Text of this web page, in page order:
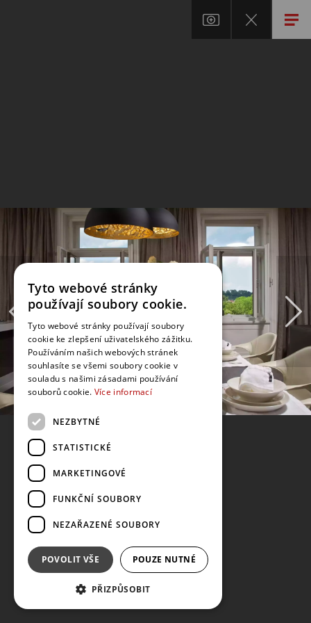
Tyto webové stránky
používají soubory cookie.
Tyto webové stránky používají soubory
cookie ke zlepšení uživatelského zážitku.
Používáním našich webových stránek
souhlasíte se všemi soubory cookie v
souladu s našimi zásadami používání
souborů cookie. Více informací
NEZBYTNÉ
STATISTICKÉ
MARKETINGOVÉ
FUNKČNÍ SOUBORY
NEZAŘAZENÉ SOUBORY
POVOLIT VŠE POUZE NUTNÉ
PŘIZPŮSOBIT